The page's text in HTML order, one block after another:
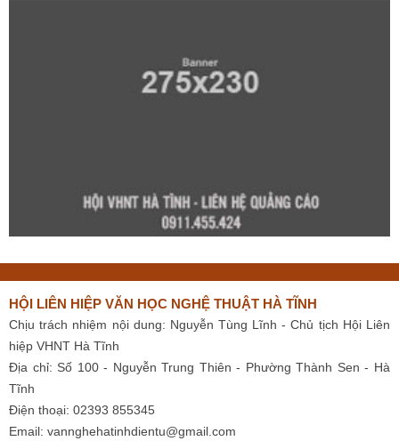
HỘI LIÊN HIỆP VĂN HỌC NGHỆ THUẬT HÀ TĨNH
Chịu trách nhiệm nội dung: Nguyễn Tùng Lĩnh - Chủ tịch Hội Liên
hiệp VHNT Hà Tĩnh
Địa chỉ: Số 100 - Nguyễn Trung Thiên - Phường Thành Sen - Hà
Tĩnh
Điện thoại: 02393 855345
Email: vannghehatinhdientu@gmail.com